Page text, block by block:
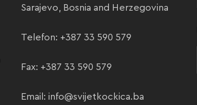
Sarajevo, Bosnia and Herzegovina
Telefon: +387 33 590 579
Fax: +387 33 590 579
Email: info@svijetkockica.ba